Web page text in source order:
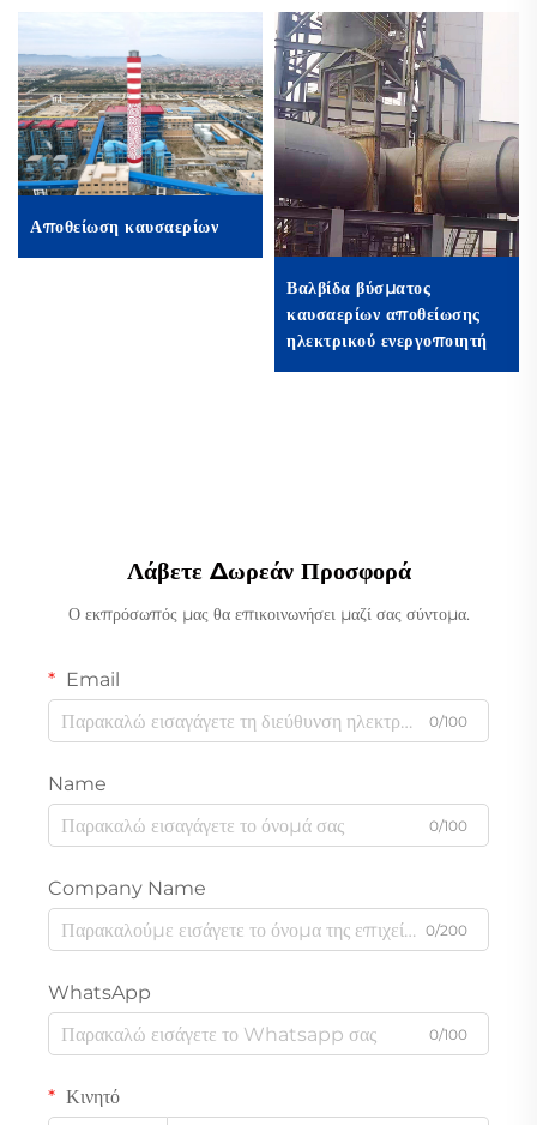
Αποθείωση καυσαερίων
Βαλβίδα βύσματος
καυσαερίων αποθείωσης
ηλεκτρικού ενεργοποιητή
Λάβετε Δωρεάν Προσφορά
Ο εκπρόσωπός μας θα επικοινωνήσει μαζί σας σύντομα.
Email
0/100
Name
0/100
Company Name
0/200
WhatsApp
0/100
Κινητό